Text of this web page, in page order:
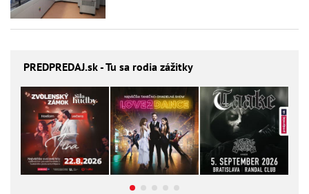
PREDPREDAJ.sk - Tu sa rodia zážitky